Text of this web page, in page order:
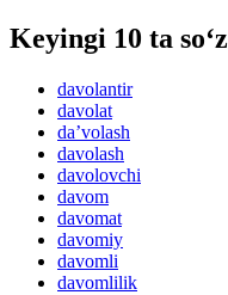
Keyingi 10 ta so‘z
davolantir
davolat
daʼvolash
davolash
davolovchi
davom
davomat
davomiy
davomli
davomlilik